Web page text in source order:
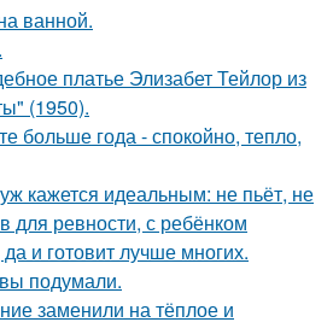
ванной.
платье Элизабет Тейлор из
(1950).
больше года - спокойно, тепло,
кажется идеальным: не пьёт, не
для ревности, с ребёнком
и готовит лучше многих.
подумали.
заменили на тёплое и